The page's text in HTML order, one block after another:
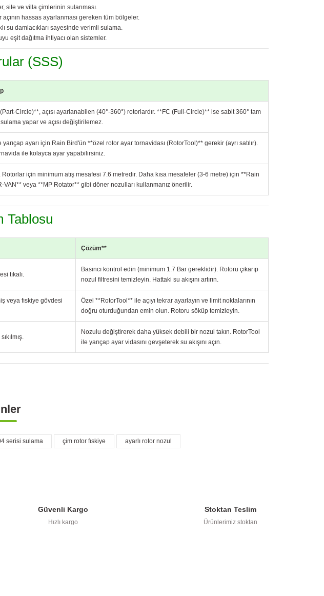
site ve villa çimlerinin sulanması.
hassas ayarlanması gereken tüm bölgeler.
su damlacıkları sayesinde verimli sulama.
eşit dağıtma ihtiyacı olan sistemler.
(SSS)
Circle)**, açısı ayarlanabilen (40°-360°) rotorlardır. **FC (Full-Circle)** ise sabit 360° tam
yapar ve açısı değiştirilemez.
yarıçap ayarı için Rain Bird'ün **özel rotor ayar tornavidası (RotorTool)** gerekir (ayrı satılır).
ile kolayca ayar yapabilirsiniz.
Rotorlar için minimum atış mesafesi 7.6 metredir. Daha kısa mesafeler (3-6 metre) için **Rain
VAN** veya **MP Rotator** gibi döner nozulları kullanmanız önerilir.
Tablosu
Çözüm**
tıkalı.
Basıncı kontrol edin (minimum 1.7 Bar gereklidir). Rotoru çıkarıp
nozul filtresini temizleyin. Hattaki su akışını artırın.
veya fıskiye gövdesi
Özel **RotorTool** ile açıyı tekrar ayarlayın ve limit noktalarının
doğru oturduğundan emin olun. Rotoru söküp temizleyin.
Nozulu değiştirerek daha yüksek debili bir nozul takın. RotorTool
ile yarıçap ayar vidasını gevşeterek su akışını açın.
noktaları öneri formunu kullanarak tarafımıza iletebilirsiniz.
serisi sulama çim rotor fıskiye ayarlı rotor nozul
Güvenli Kargo
Hızlı kargo
Stoktan Teslim
Ürünlerimiz stoktan